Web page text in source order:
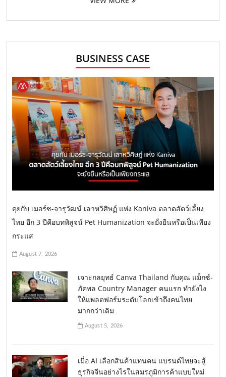
BUSINESS CASE
คุยกับ เมอร์ซ-จารุวัฒน์ เลาหวิศิษฏ์ แห่ง Kaniva ตลาดสัตว์เลี้ยง
ไทย อีก 3 ปีคือบทพิสูจน์ Pet Humanization จะยั่งยืนหรือเป็นเพียง
กระแส
August 7, 2026
เจาะกลยุทธ์ Canva Thailand กับคุณ แม็กซ์-
ภัคพล Country Manager คนแรก ทำยังไง
ให้แพลตฟอร์มระดับโลกเข้าถึงคนไทย
มากกว่าเดิม
August 5, 2026
เมื่อ AI เลือกสินค้าแทนคน แบรนด์ไทยจะสู้
ธุรกิจจีนอย่างไรในสมรภูมิการค้าแบบใหม่